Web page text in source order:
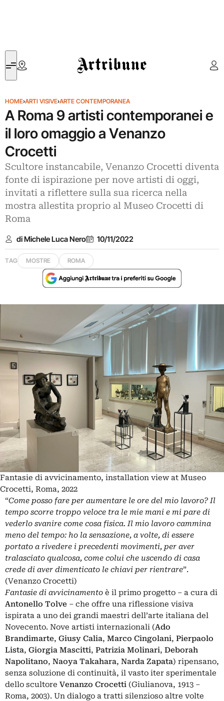
Artribune
HOME›ARTI VISIVE›ARTE CONTEMPORANEA
A Roma 9 artisti contemporanei e
il loro omaggio a Venanzo
Crocetti
Scultore instancabile, Venanzo Crocetti diventa
fonte di ispirazione per nove artisti di oggi,
invitati a riflettere sulla sua ricerca nella
mostra allestita proprio al Museo Crocetti di
Roma
di Michele Luca Nero 10/11/2022
TAG MOSTRE ROMA
Fantasie di avvicinamento, installation view at Museo
Crocetti, Roma, 2022
“Come posso fare per aumentare le ore del mio lavoro? Il
tempo scorre troppo veloce tra le mie mani e mi pare di
vederlo svanire come cosa fisica. Il mio lavoro cammina
meno del tempo: ho la sensazione, a volte, di essere
portato a rivedere i precedenti movimenti, per aver
tralasciato qualcosa, come colui che uscendo di casa
crede di aver dimenticato le chiavi per rientrare”.
(Venanzo Crocetti)
Fantasie di avvicinamento è il primo progetto ‒ a cura di
Antonello Tolve ‒ che offre una riflessione visiva
ispirata a uno dei grandi maestri dell’arte italiana del
Novecento. Nove artisti internazionali (Ado
Brandimarte, Giusy Calia, Marco Cingolani, Pierpaolo
Lista, Giorgia Mascitti, Patrizia Molinari, Deborah
Napolitano, Naoya Takahara, Narda Zapata) ripensano,
senza soluzione di continuità, il vasto iter sperimentale
dello scultore Venanzo Crocetti (Giulianova, 1913 ‒
Roma, 2003). Un dialogo a tratti silenzioso altre volte